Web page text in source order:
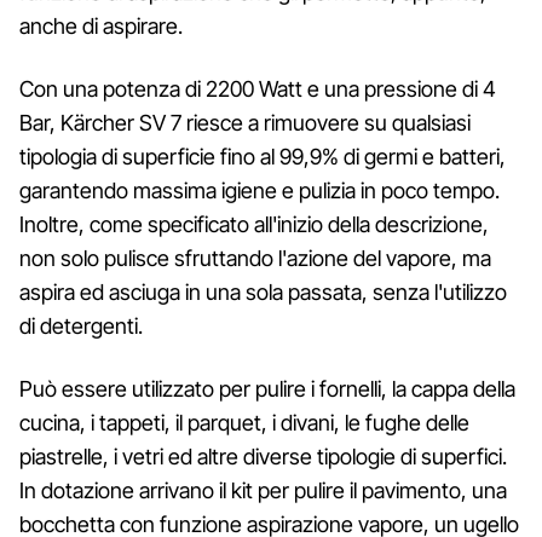
anche di aspirare.
Con una potenza di 2200 Watt e una pressione di 4
Bar, Kärcher SV 7 riesce a rimuovere su qualsiasi
tipologia di superficie fino al 99,9% di germi e batteri,
garantendo massima igiene e pulizia in poco tempo.
Inoltre, come specificato all'inizio della descrizione,
non solo pulisce sfruttando l'azione del vapore, ma
aspira ed asciuga in una sola passata, senza l'utilizzo
di detergenti.
Può essere utilizzato per pulire i fornelli, la cappa della
cucina, i tappeti, il parquet, i divani, le fughe delle
piastrelle, i vetri ed altre diverse tipologie di superfici.
In dotazione arrivano il kit per pulire il pavimento, una
bocchetta con funzione aspirazione vapore, un ugello